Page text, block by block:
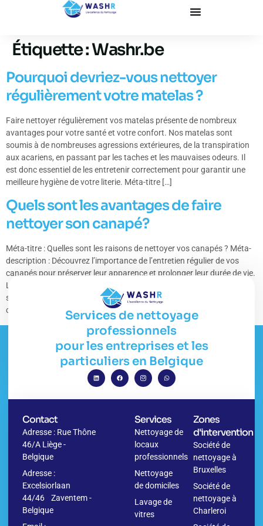
Étiquette :Washr.be
Pourquoi devriez-vous nettoyer
régulièrement votre matelas ?
Faire nettoyer régulièrement vos matelas présente de nombreux
avantages pour votre santé et votre confort. Nos matelas sont
soumis à de nombreuses agressions extérieures, de la transpiration
aux acariens, en passant par les taches et les mauvaises odeurs. Il
est donc essentiel de les entretenir correctement pour garantir une
meilleure hygiène de votre literie. Méta-titre […]
Quels sont les avantages de faire
nettoyer son canapé?
Méta-titre : Quelles sont les raisons de nettoyer vos canapés ? Méta-
description : Découvrez l’importance de l’entretien régulier de vos
canapés pour préserver leur apparence et prolonger leur durée de vie.
Les canapés sont des éléments essentiels de notre mobilier, mais ils
sont souvent soumis à de nombreuses taches et salissures. Il est
crucial de […]
Services de nettoyage
professionnels
pour les entreprises et les
particuliers en Belgique
Contact
Adresse : Rue Thône
46/A Liège -
Belgique
Adresse :
Excelsiorlaan
44/46 Zaventem -
Belgique
Services
Nettoyage de
locaux
professionnels
Nettoyage
de domiciles
Lavage de
vitres
Zones
d'intervention
Société de
nettoyage à
Bruxelles
Société de
nettoyage à
Charleroi